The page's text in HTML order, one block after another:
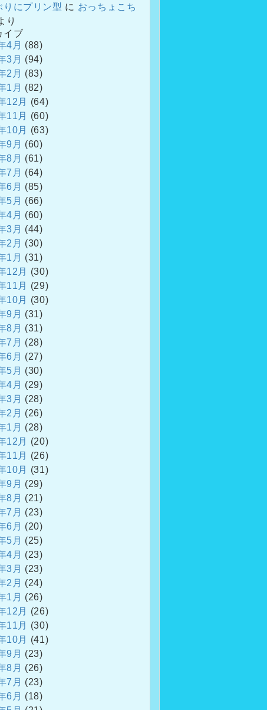
りにプリン型 に おっちょこち
り
イブ
4月 (88)
3月 (94)
2月 (83)
1月 (82)
12月
(64)
11月
(60)
10月
(63)
9月 (60)
8月 (61)
7月 (64)
6月 (85)
5月 (66)
4月 (60)
3月 (44)
2月 (30)
1月 (31)
12月
(30)
11月
(29)
10月
(30)
9月 (31)
8月 (31)
7月 (28)
6月 (27)
5月 (30)
4月 (29)
3月 (28)
2月 (26)
1月 (28)
12月
(20)
11月
(26)
10月
(31)
9月 (29)
8月 (21)
7月 (23)
6月 (20)
5月 (25)
4月 (23)
3月 (23)
2月 (24)
1月 (26)
12月
(26)
11月
(30)
10月
(41)
9月 (23)
8月 (26)
7月 (23)
6月 (18)